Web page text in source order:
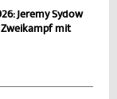
Jeremy Sydow
mit